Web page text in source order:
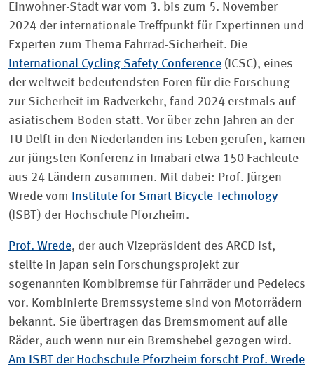
Einwohner-Stadt war vom 3. bis zum 5. November
2024 der internationale Treffpunkt für Expertinnen und
Experten zum Thema Fahrrad-Sicherheit. Die
International Cycling Safety Conference (ICSC), eines
der weltweit bedeutendsten Foren für die Forschung
zur Sicherheit im Radverkehr, fand 2024 erstmals auf
asiatischem Boden statt. Vor über zehn Jahren an der
TU Delft in den Niederlanden ins Leben gerufen, kamen
zur jüngsten Konferenz in Imabari etwa 150 Fachleute
aus 24 Ländern zusammen. Mit dabei: Prof. Jürgen
Wrede vom
Institute for Smart Bicycle Technology
(ISBT) der Hochschule Pforzheim.
Prof. Wrede, der auch Vizepräsident des ARCD ist,
stellte in Japan sein Forschungsprojekt zur
sogenannten Kombibremse für Fahrräder und Pedelecs
vor. Kombinierte Bremssysteme sind von Motorrädern
bekannt. Sie übertragen das Bremsmoment auf alle
Räder, auch wenn nur ein Bremshebel gezogen wird.
Am ISBT der Hochschule Pforzheim forscht Prof. Wrede